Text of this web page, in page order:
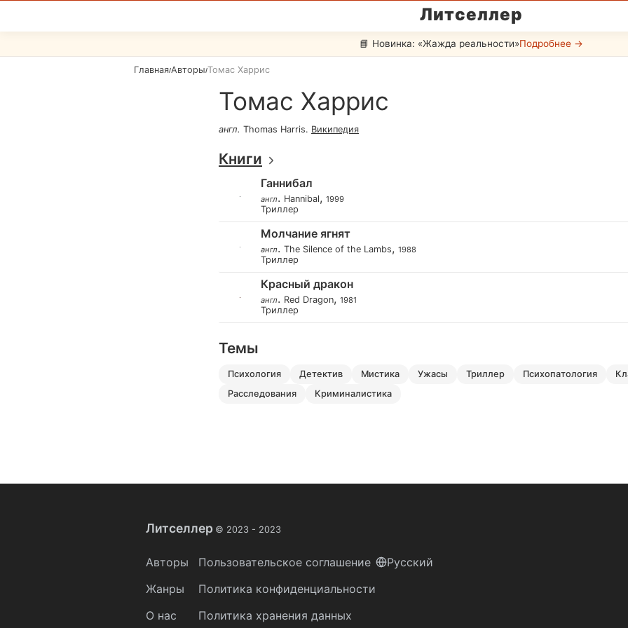
Литселлер
📘 Новинка: «Жажда реальности»Подробнее →
Главная/Авторы/Томас Харрис
Томас Харрис
англ. Thomas Harris. Википедия
Книги
Ганнибал
англ. Hannibal, 1999
Триллер
Молчание ягнят
англ. The Silence of the Lambs, 1988
Триллер
Красный дракон
англ. Red Dragon, 1981
Триллер
Темы
психология детектив мистика ужасы триллер психопатология
расследования
криминалистика
Литселлер © 2023 - 2023
Авторы
Жанры
О нас
Пользовательское соглашение
Политика конфиденциальности
Политика хранения данных
Русский